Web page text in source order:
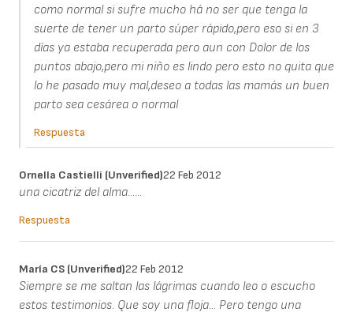
como normal si sufre mucho há no ser que tenga la
suerte de tener un parto súper rápido,pero eso si en 3
días ya estaba recuperada pero aun con Dolor de los
puntos abajo,pero mi niño es lindo pero esto no quita que
lo he pasado muy mal,deseo a todas las mamás un buen
parto sea cesárea o normal
Respuesta
Ornella Castielli (unverified)22 Feb 2012
una cicatriz del alma......
Respuesta
María CS (unverified)22 Feb 2012
Siempre se me saltan las lágrimas cuando leo o escucho
estos testimonios. Que soy una floja... Pero tengo una